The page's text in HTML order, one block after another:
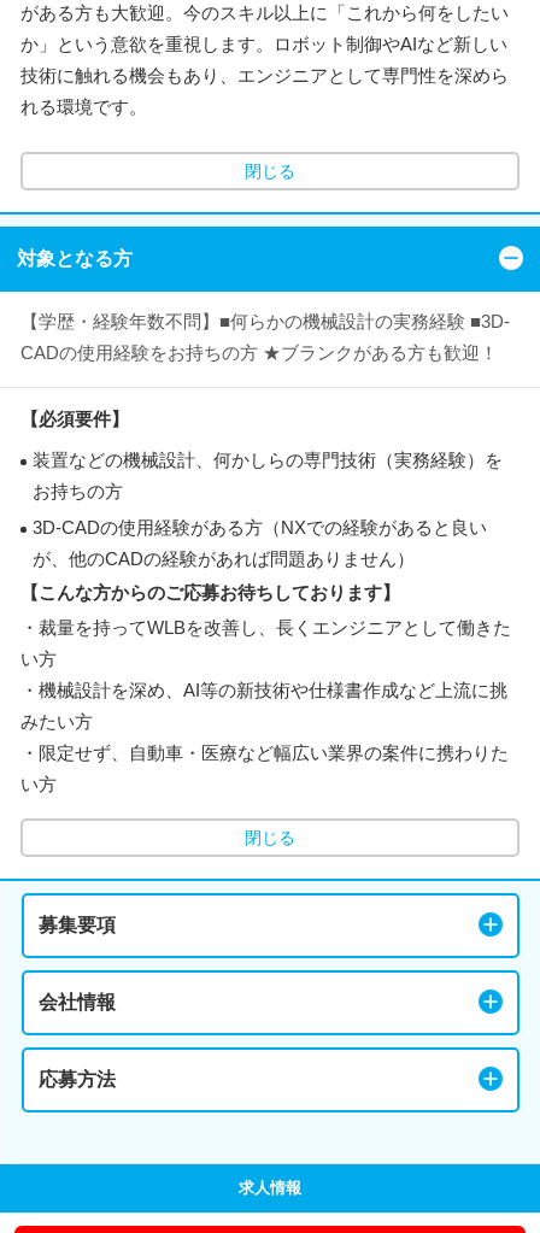
がある方も大歓迎。今のスキル以上に「これから何をしたい
か」という意欲を重視します。ロボット制御やAIなど新しい
技術に触れる機会もあり、エンジニアとして専門性を深めら
れる環境です。
閉じる
対象となる方
【学歴・経験年数不問】■何らかの機械設計の実務経験 ■3D-
CADの使用経験をお持ちの方 ★ブランクがある方も歓迎！
【必須要件】
装置などの機械設計、何かしらの専門技術（実務経験）を
お持ちの方
3D-CADの使用経験がある方（NXでの経験があると良い
が、他のCADの経験があれば問題ありません）
【こんな方からのご応募お待ちしております】
・裁量を持ってWLBを改善し、長くエンジニアとして働きた
い方
・機械設計を深め、AI等の新技術や仕様書作成など上流に挑
みたい方
・限定せず、自動車・医療など幅広い業界の案件に携わりた
い方
閉じる
募集要項
会社情報
応募方法
求人情報